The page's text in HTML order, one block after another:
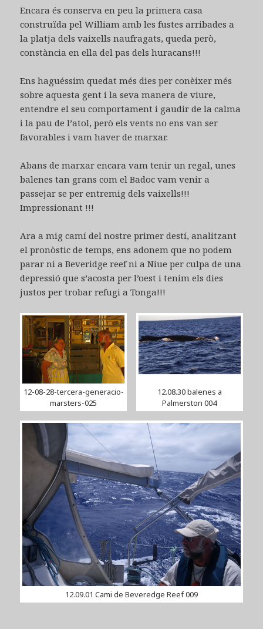
Encara és conserva en peu la primera casa
construïda pel William amb les fustes arribades a
la platja dels vaixells naufragats, queda però,
constància en ella del pas dels huracans!!!
Ens haguéssim quedat més dies per conèixer més
sobre aquesta gent i la seva manera de viure,
entendre el seu comportament i gaudir de la calma
i la pau de l’atol, però els vents no ens van ser
favorables i vam haver de marxar.
Abans de marxar encara vam tenir un regal, unes
balenes tan grans com el Badoc vam venir a
passejar se per entremig dels vaixells!!!
Impressionant !!!
Ara a mig camí del nostre primer destí, analitzant
el pronòstic de temps, ens adonem que no podem
parar ni a Beveridge reef ni a Niue per culpa de una
depressió que s’acosta per l’oest i tenim els dies
justos per trobar refugi a Tonga!!!
12-08-28-tercera-generacio-
marsters-025
12.08.30 balenes a
Palmerston 004
12.09.01 Cami de Beveredge Reef 009